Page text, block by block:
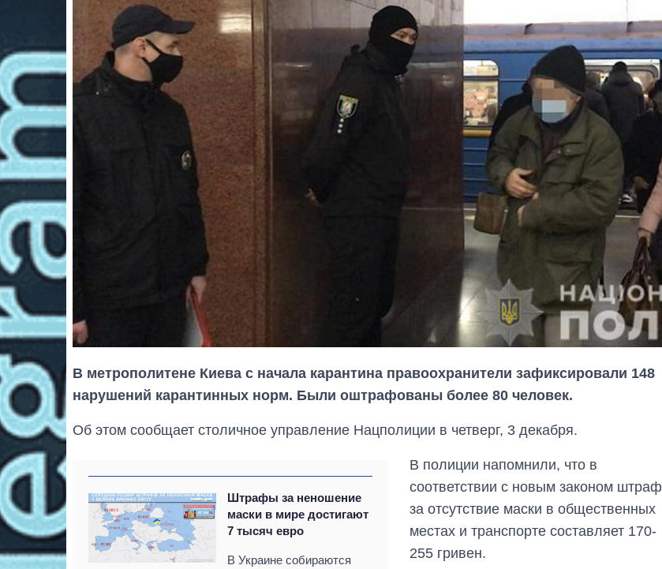
В метрополитене Киева с начала карантина правоохранители зафиксировали 148
нарушений карантинных норм. Были оштрафованы более 80 человек.
Об этом сообщает столичное управление Нацполиции в четверг, 3 декабря.
Штрафы за неношение
маски в мире достигают
7 тысяч евро
В Украине собираются
В полиции напомнили, что в
соответствии с новым законом штраф
за отсутствие маски в общественных
местах и транспорте составляет 170-
255 гривен.